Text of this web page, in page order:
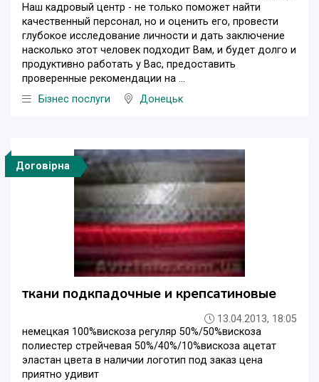
Наш кадровый центр - не только поможет найти
качественный персонал, но и оценить его, провести
глубокое исследование личности и дать заключение
насколько этот человек подходит Вам, и будет долго и
продуктивно работать у Вас, предоставить
проверенные рекомендации на ...
Бізнес послуги
Донецьк
Договірна
ткани подкпадочные и крепсатиновые
13.04.2013, 18:05
немецкая 100%вискоза регуляр 50%/50%вискоза
полиестер стрейчевая 50%/40%/10%вискоза ацетат
эластан цвета в наличии логотип под заказ цена
приятно удивит